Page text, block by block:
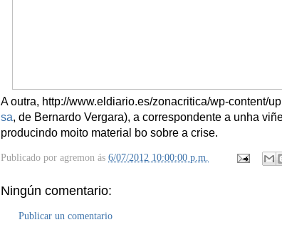
A outra, http://www.eldiario.es/zonacritica/wp-content/
sa, de Bernardo Vergara), a correspondente a unha
producindo moito material bo sobre a crise.
Publicado por agremon ás 6/07/2012 10:00:00 p.m.
Ningún comentario:
Publicar un comentario